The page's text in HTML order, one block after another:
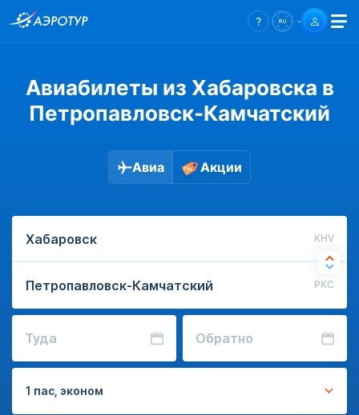
Авиабилеты из Хабаровска в
Петропавловск-Камчатский
Авиа Акции
KHV
PKC
Туда Обратно
1 пас, эконом